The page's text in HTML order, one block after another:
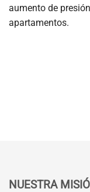
aumento de
apartamentos.
NUESTRA